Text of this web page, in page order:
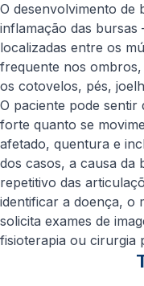
O desenvolvimento de
inflamação das
localizadas entre os
frequente nos
os cotovelos, pés,
O paciente pode sentir
forte quanto se
afetado, quentura e
dos casos, a causa da
repetitivo das
identificar a doença, o
solicita exames de
fisioterapia ou cirurgia